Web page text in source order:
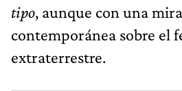
tipo, aunque con una
contemporánea sobre el
extraterrestre.